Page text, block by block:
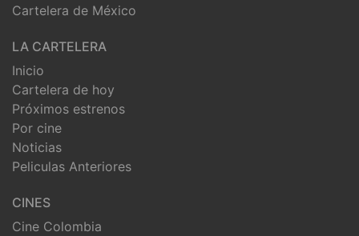
Cartelera de México
LA CARTELERA
Inicio
Cartelera de hoy
Próximos estrenos
Por cine
Noticias
Peliculas Anteriores
CINES
Cine Colombia